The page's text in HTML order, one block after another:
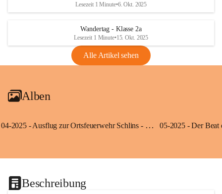
Lesezeit 1 Minute•6. Okt. 2025
Wandertag - Klasse 2a
Lesezeit 1 Minute•15. Okt. 2025
Alle Artikel sehen
Alben
04-2025 - Ausflug zur Ortsfeuerwehr Schlins - Klassen 3a und 3b
Beschreibung